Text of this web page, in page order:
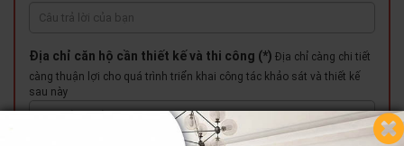
Địa chỉ căn hộ cần thiết kế và thi công (*) Địa chỉ càng chi tiết
càng thuận lợi cho quá trình triển khai công tác khảo sát và thiết kế
sau này